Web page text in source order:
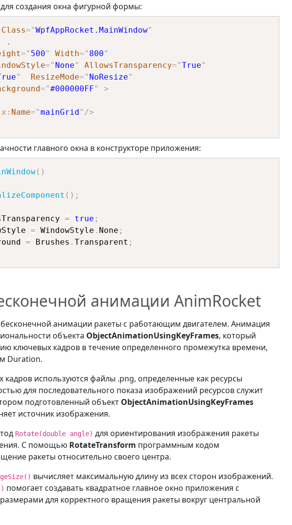
для создания окна фигурной формы:
Class="WpfAppRocket.MainWindow"
.
=" 500" Width=" 800"
=" None" AllowsTransparency="True"
" ResizeMode=" NoResize"
="#000000FF" >
x: Name="mainGrid " />
главного окна в конструкторе приложения:
( )
( ) ;
= true ;
= WindowStyle . None ;
= Brushes . Transparent ;
анимации AnimRocket
бесконечной анимации ракеты с работающим двигателем. Анимация
объекта ObjectAnimationUsingKeyFrames, который
ключевых кадров в течение определенного промежутка времени,
Duration.
кадров используются файлы .png, определенные как ресурсы
для последовательного показа изображений ресурсов служит
подготовленный объект ObjectAnimationUsingKeyFrames
источник изображения.
Rotate(double angle) для ориентирования изображения ракеты
С помощью RotateTransform программным кодом
ракеты относительно своего центра.
вычисляет максимальную длину из всех сторон изображений.
помогает создавать квадратное главное окно приложения с
для корректного вращения ракеты вокруг центральной